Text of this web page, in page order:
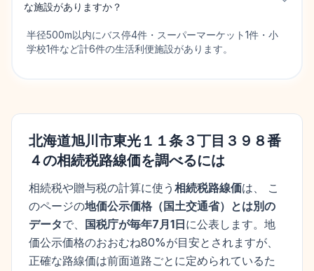
な施設がありますか？
半径500m以内にバス停4件・スーパーマーケット1件・小
学校1件など計6件の生活利便施設があります。
北海道旭川市東光１１条３丁目３９８番
４の相続税路線価を調べるには
相続税や贈与税の計算に使う 相続税路線価は、 こ
のページの地価公示価格 （ 国土交通省）とは別の
データで、 国税庁が毎年7月1日に公表します。 地
価公示価格のおおむね80%が目安とされますが、
正確な路線価は前面道路ごとに定められているた